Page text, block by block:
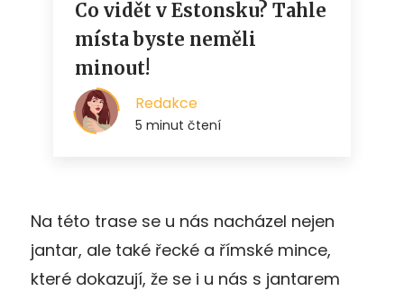
Na této trase se u nás nacházel nejen
jantar, ale také řecké a římské mince,
které dokazují, že se i u nás s jantarem